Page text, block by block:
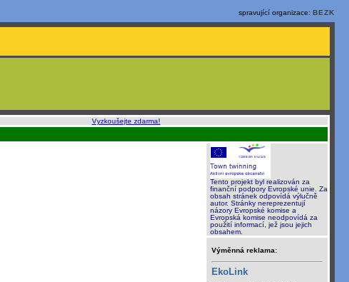
spravující organizace: BEZK
Vyzkoušejte zdarma!
Tento projekt byl realizován za
finanční podpory Evropské unie. Za
obsah stránek odpovídá výlučně
autor. Stránky nereprezentují
názory Evropské komise a
Evropská komise neodpovídá za
použití informací, jež jsou jejich
obsahem.
Výměnná reklama:
EkoLink